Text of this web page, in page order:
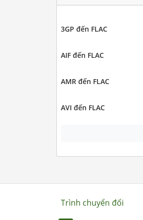
3GP đến FLAC
AIF đến FLAC
AMR đến FLAC
AVI đến FLAC
Trình chuyển đổi